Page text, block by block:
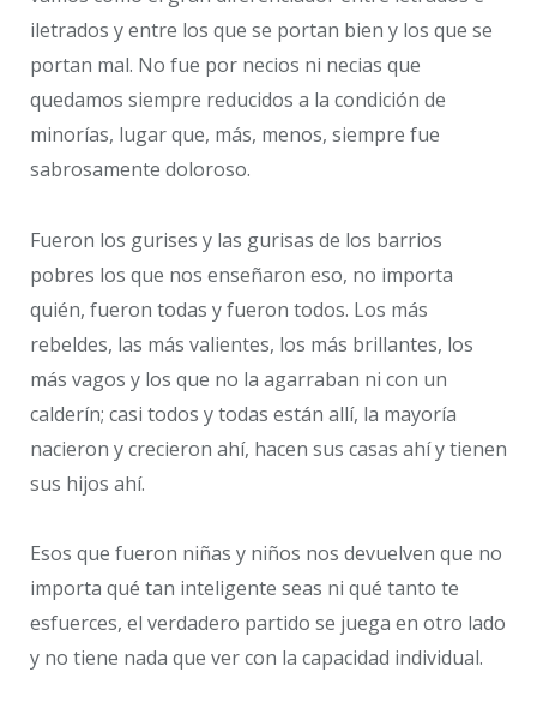
iletrados y entre los que se portan bien y los que se
portan mal. No fue por necios ni necias que
quedamos siempre reducidos a la condición de
minorías, lugar que, más, menos, siempre fue
sabrosamente doloroso.
Fueron los gurises y las gurisas de los barrios
pobres los que nos enseñaron eso, no importa
quién, fueron todas y fueron todos. Los más
rebeldes, las más valientes, los más brillantes, los
más vagos y los que no la agarraban ni con un
calderín; casi todos y todas están allí, la mayoría
nacieron y crecieron ahí, hacen sus casas ahí y tienen
sus hijos ahí.
Esos que fueron niñas y niños nos devuelven que no
importa qué tan inteligente seas ni qué tanto te
esfuerces, el verdadero partido se juega en otro lado
y no tiene nada que ver con la capacidad individual.